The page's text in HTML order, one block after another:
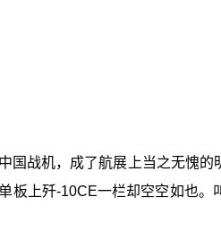
国战机，成了航展上当之无愧的
上歼-10CE一栏却空空如也。